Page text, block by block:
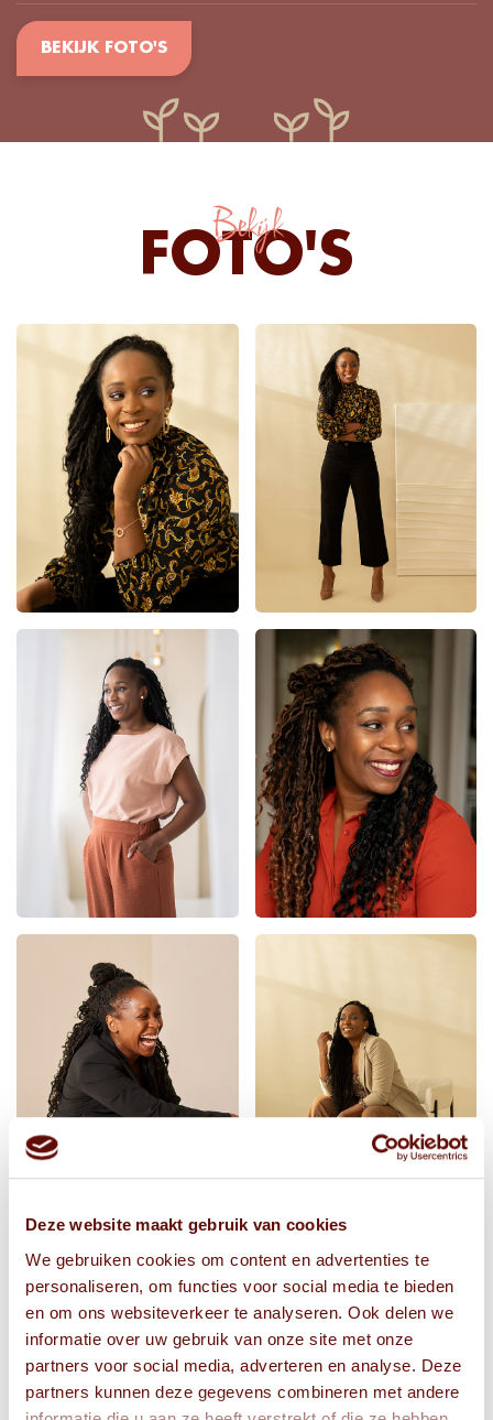
Deze website maakt gebruik van cookies
We gebruiken cookies om content en advertenties te
personaliseren, om functies voor social media te bieden
en om ons websiteverkeer te analyseren. Ook delen we
informatie over uw gebruik van onze site met onze
partners voor social media, adverteren en analyse. Deze
partners kunnen deze gegevens combineren met andere
BEKIJK FOTO'S
Bekijk
FOTO'S